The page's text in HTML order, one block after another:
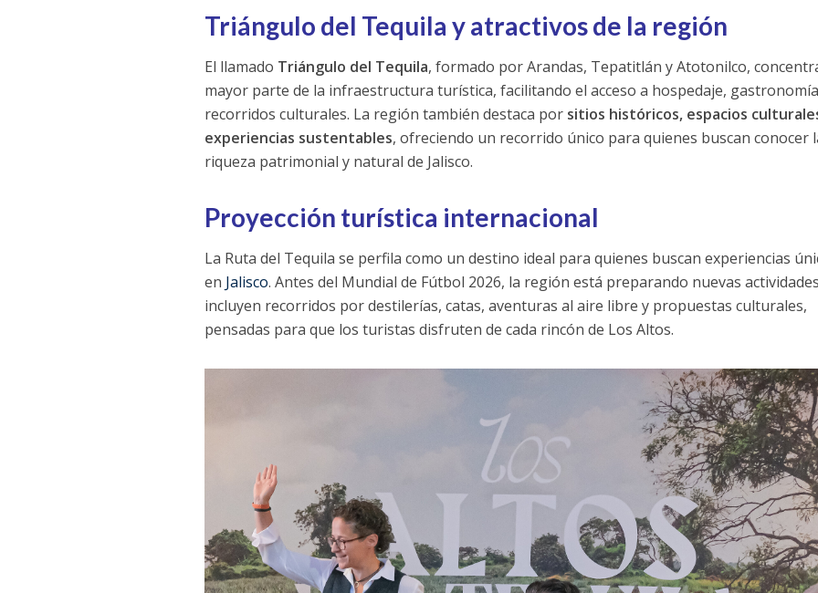
Triángulo del Tequila y atractivos de la región
El llamado Triángulo del Tequila, formado por Arandas, Tepatitlán y Atotonilco,
mayor parte de la infraestructura turística, facilitando el acceso a hospedaje,
recorridos culturales. La región también destaca por sitios históricos, espacios
experiencias sustentables, ofreciendo un recorrido único para quienes buscan conocer
riqueza patrimonial y natural de Jalisco.
Proyección turística internacional
La Ruta del Tequila se perfila como un destino ideal para quienes buscan experiencias
en Jalisco. Antes del Mundial de Fútbol 2026, la región está preparando nuevas
incluyen recorridos por destilerías, catas, aventuras al aire libre y propuestas culturales,
pensadas para que los turistas disfruten de cada rincón de Los Altos.